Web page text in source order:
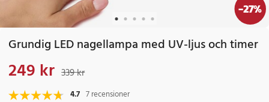
-27%
Grundig LED nagellampa med UV-ljus och timer
Nuvarande pris
249 kr 339 kr
4.7 7 recensioner